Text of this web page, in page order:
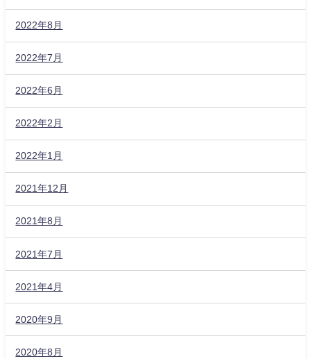
2022年8月
2022年7月
2022年6月
2022年2月
2022年1月
2021年12月
2021年8月
2021年7月
2021年4月
2020年9月
2020年8月